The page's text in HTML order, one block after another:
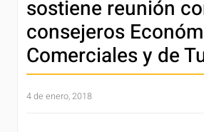
sostiene reunión
consejeros
Comerciales y de
4 de enero, 2018